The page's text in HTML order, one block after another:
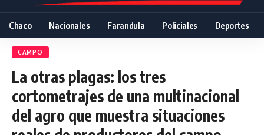
Chaco Nacionales Farandula Policiales Deportes
CAMPO
La otras plagas: los tres
cortometrajes de una multinacional
del agro que muestra situaciones